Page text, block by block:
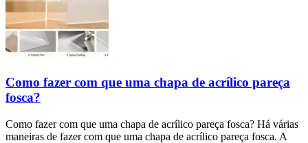
Como fazer com que uma chapa de acrílico pareça
fosca?
Como fazer com que uma chapa de acrílico pareça fosca? Há várias
maneiras de fazer com que uma chapa de acrílico pareça fosca. A